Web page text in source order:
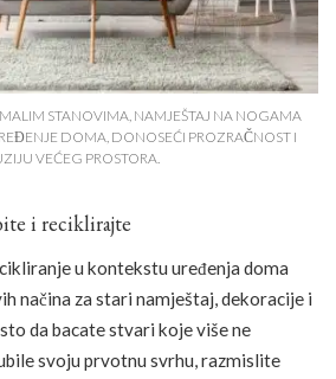
STANOVIMA, NAMJEŠTAJ NA NOGAMA
DOMA, DONOSEĆI PROZRAČNOST I
VEĆEG PROSTORA.
i reciklirajte
u kontekstu uređenja doma
načina za stari namještaj, dekoracije i
da bacate stvari koje više ne
svoju prvotnu svrhu, razmislite